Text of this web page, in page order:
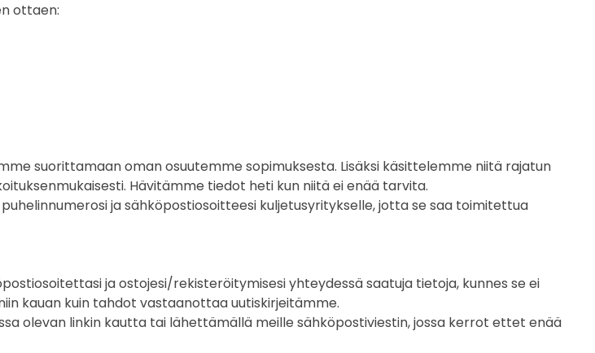
ottaen:
suorittamaan oman osuutemme sopimuksesta. Lisäksi käsittelemme niitä rajatun
Hävitämme tiedot heti kun niitä ei enää tarvita.
ja sähköpostiosoitteesi kuljetusyritykselle, jotta se saa toimitettua
ja ostojesi/rekisteröitymisesi yhteydessä saatuja tietoja, kunnes se ei
kauan kuin tahdot vastaanottaa uutiskirjeitämme.
olevan linkin kautta tai lähettämällä meille sähköpostiviestin, jossa kerrot ettet enää